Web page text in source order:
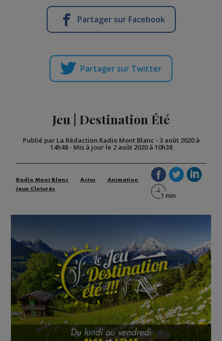
Partager sur Facebook
Partager sur Twitter
Jeu | Destination Été
Publié par La Rédaction Radio Mont Blanc - 3 août 2020 à
14h48- Mis à jour le 2 août 2020 à 10h38
Radio Mont Blanc Actus
Animation
Jeux Cloturés